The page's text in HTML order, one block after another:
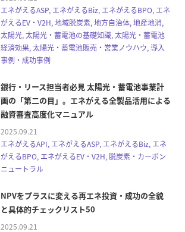
エネがえるASP, エネがえるBiz, エネがえるBPO, エネ
がえるEV・V2H, 地域脱炭素, 地方自治体, 地産地消,
太陽光, 太陽光・蓄電池の基礎知識, 太陽光・蓄電池
経済効果, 太陽光・蓄電池販売・営業ノウハウ, 導入
事例・成功事例
銀行・リース担当者必見 太陽光・蓄電池事業計
画の「第二の目」。エネがえる全製品活用による
融資審査高度化マニュアル
2025.09.21
エネがえるAPI, エネがえるASP, エネがえるBiz, エネ
がえるBPO, エネがえるEV・V2H, 脱炭素・カーボン
ニュートラル
NPVをプラスに変える再エネ投資・成功の全貌
と具体的チェックリスト50
2025.09.21